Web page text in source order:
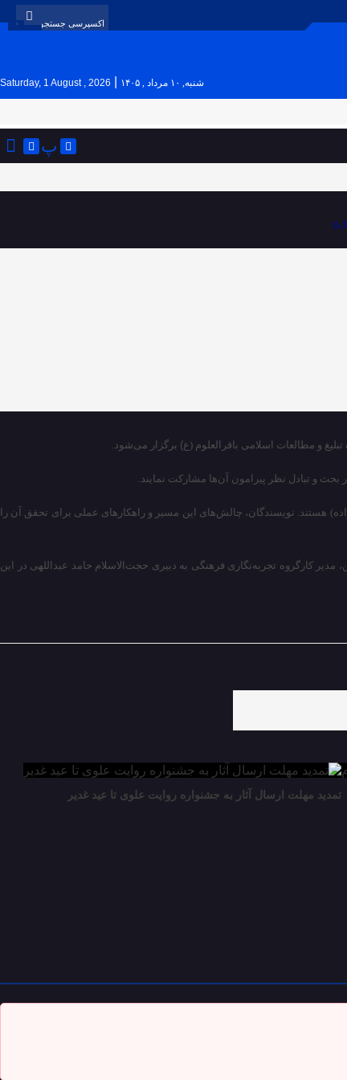
شنبه, ۱۰ مرداد , ۱۴۰۵ Saturday, 1 August , 2026
پ
و مطالعات اسلامی باقرالعلوم ( ع) برگزار می‌شود.
بحث و تبادل نظر پیرامون آن‌ها مشارکت نمایند.
هستند. نویسندگان، چالش‌های این مسیر و راهکارهای عملی برای تحقق آن را
کارگروه تجربه‌نگاری فرهنگی به دبیری حجت‌الاسلام حامد عبداللهی در این
تمدید مهلت ارسال آثار به جشنواره روایت علوی تا عید غدیر